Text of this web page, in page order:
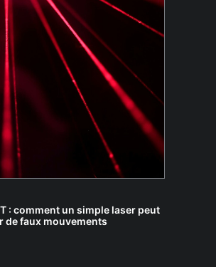
: comment un simple laser peut
de faux mouvements